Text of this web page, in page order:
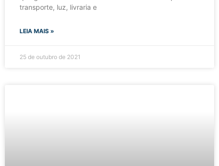
transporte, luz, livraria e
LEIA MAIS »
25 de outubro de 2021